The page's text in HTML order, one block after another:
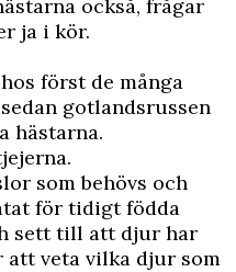
också, frågar
ja i kör.
först de många
gotlandsrussen
hästarna.
som behövs och
för tidigt födda
sett till att djur har
att veta vilka djur som